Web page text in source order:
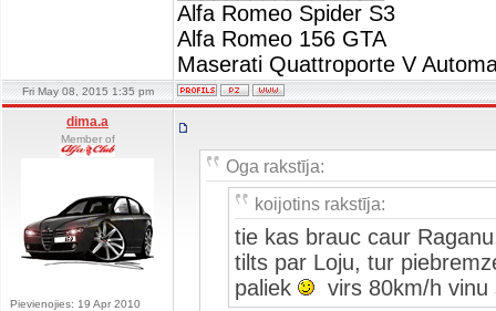
Alfa Romeo Spider S3
Alfa Romeo 156 GTA
Maserati Quattroporte V
Fri May 08, 2015 1:35 pm
dima.a
Member of
Pievienojies: 19 Apr 2010
Oga rakstīja:
koijotins rakstīja:
tie kas brauc caur
tilts par Loju, tur
paliek
virs 80km/h